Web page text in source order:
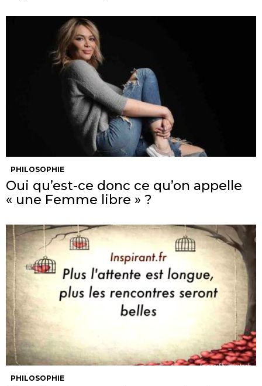
PHILOSOPHIE
Oui qu’est-ce donc ce qu’on appelle
« une Femme libre » ?
PHILOSOPHIE